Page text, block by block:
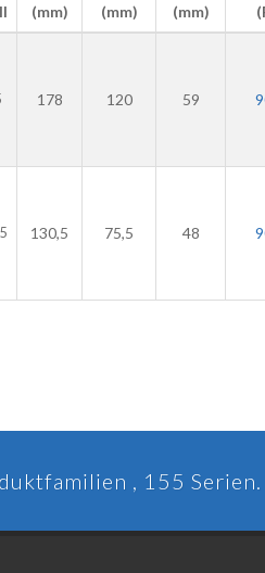
(mm)
(mm)
(mm)
178 120 59
130,5 75,5 48
, 155 Serien.